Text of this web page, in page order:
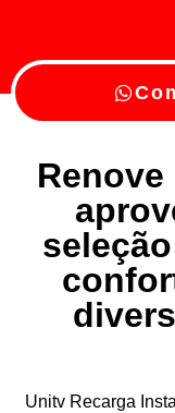
Unitv Recarga